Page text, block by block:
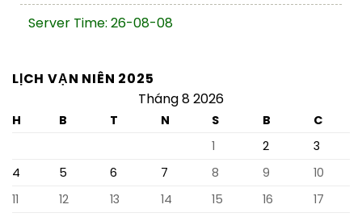
Server Time: 26-08-08
LỊCH VẠN NIÊN 2025
Tháng 8 2026
H B T N S B
C
1
2
3
4
5 6 7 8 9
10
11
12 13 14 15 16
17